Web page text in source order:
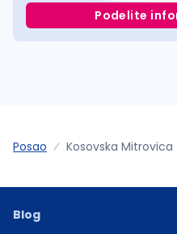
Podelite
Posao Kosovska Mitrovica
Blog